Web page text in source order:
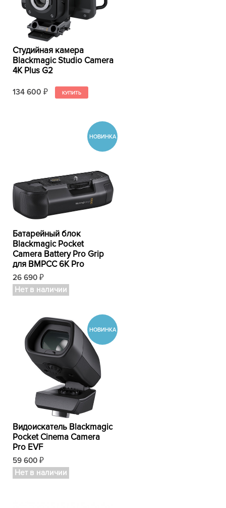
Студийная камера
Blackmagic Studio Camera
4K Plus G2
134 600 ₽
Батарейный блок
Blackmagic Pocket
Camera Battery Pro Grip
для BMPCC 6K Pro
26 690 ₽
Нет в наличии
Видоискатель Blackmagic
Pocket Cinema Camera
Pro EVF
59 600 ₽
Нет в наличии